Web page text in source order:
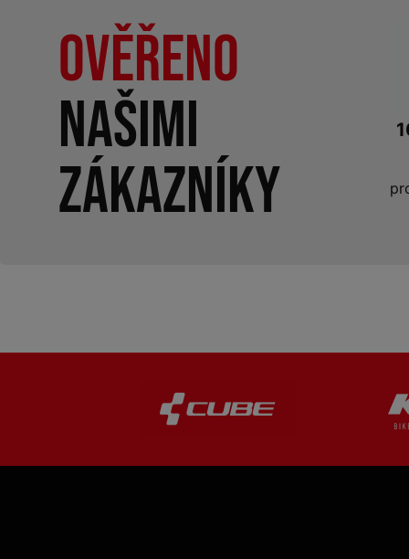
Ověřeno
našimi
zákazníky